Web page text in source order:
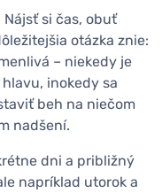
Nájsť si čas, obuť
otázka znie:
– niekedy je
inokedy sa
beh na niečom
nadšení.
dni a približný
napríklad utorok a